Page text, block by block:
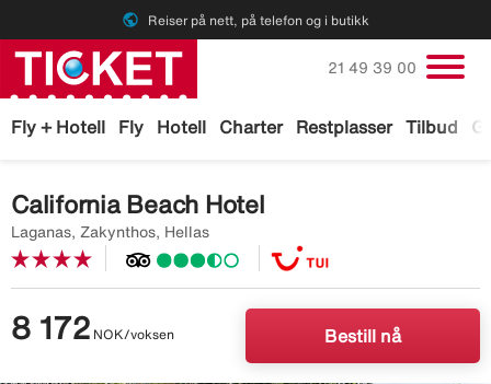
public Reiser på nett, på telefon og i butikk
Fly + Hotell Fly Hotell Charter Restplasser Tilbud
Ring oss på
21 49 39 00
California Beach Hotel
Laganas, Zakynthos, Hellas
8 172 NOK/voksen Bestill nå